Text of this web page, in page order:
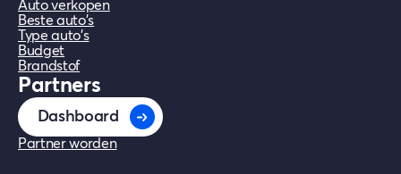
Auto verkopen
Beste auto's
Type auto's
Budget
Brandstof
Partners
Dashboard
Partner worden